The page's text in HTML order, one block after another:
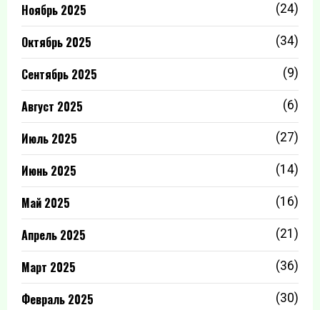
Ноябрь 2025 (24)
Октябрь 2025 (34)
Сентябрь 2025 (9)
Август 2025 (6)
Июль 2025 (27)
Июнь 2025 (14)
Май 2025 (16)
Апрель 2025 (21)
Март 2025 (36)
Февраль 2025 (30)